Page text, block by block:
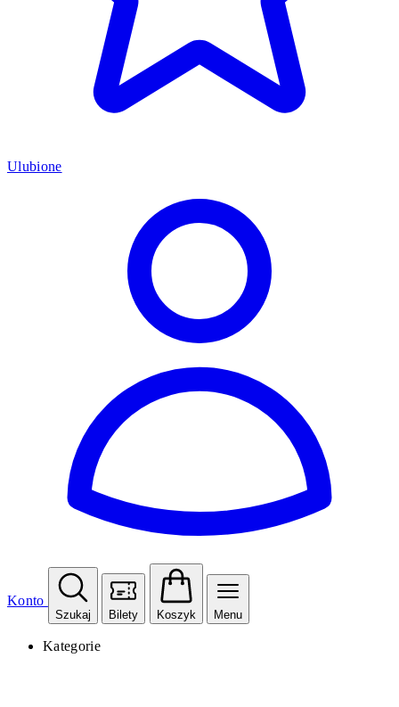
Ulubione
Konto
Szukaj Bilety Koszyk Menu
Kategorie